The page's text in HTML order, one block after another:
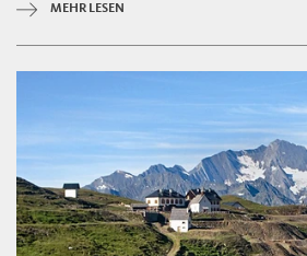
MEHR LESEN